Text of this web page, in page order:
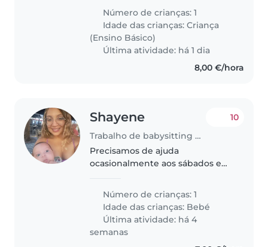
bom humor antes das dez de
amanhã
Número de crianças: 1
Idade das crianças:Criança
(Ensino Básico)
Última atividade: há 1 dia
8,00 €/hora
Shayene
Trabalho de babysitting em Funchal
10
Precisamos de ajuda
ocasionalmente aos sábados e
da alimentação (biberão), banho
e muito carinho. meu bebe
atualmente tem..
Número de crianças: 1
Idade das crianças: Bebé
Última atividade: há 4
semanas